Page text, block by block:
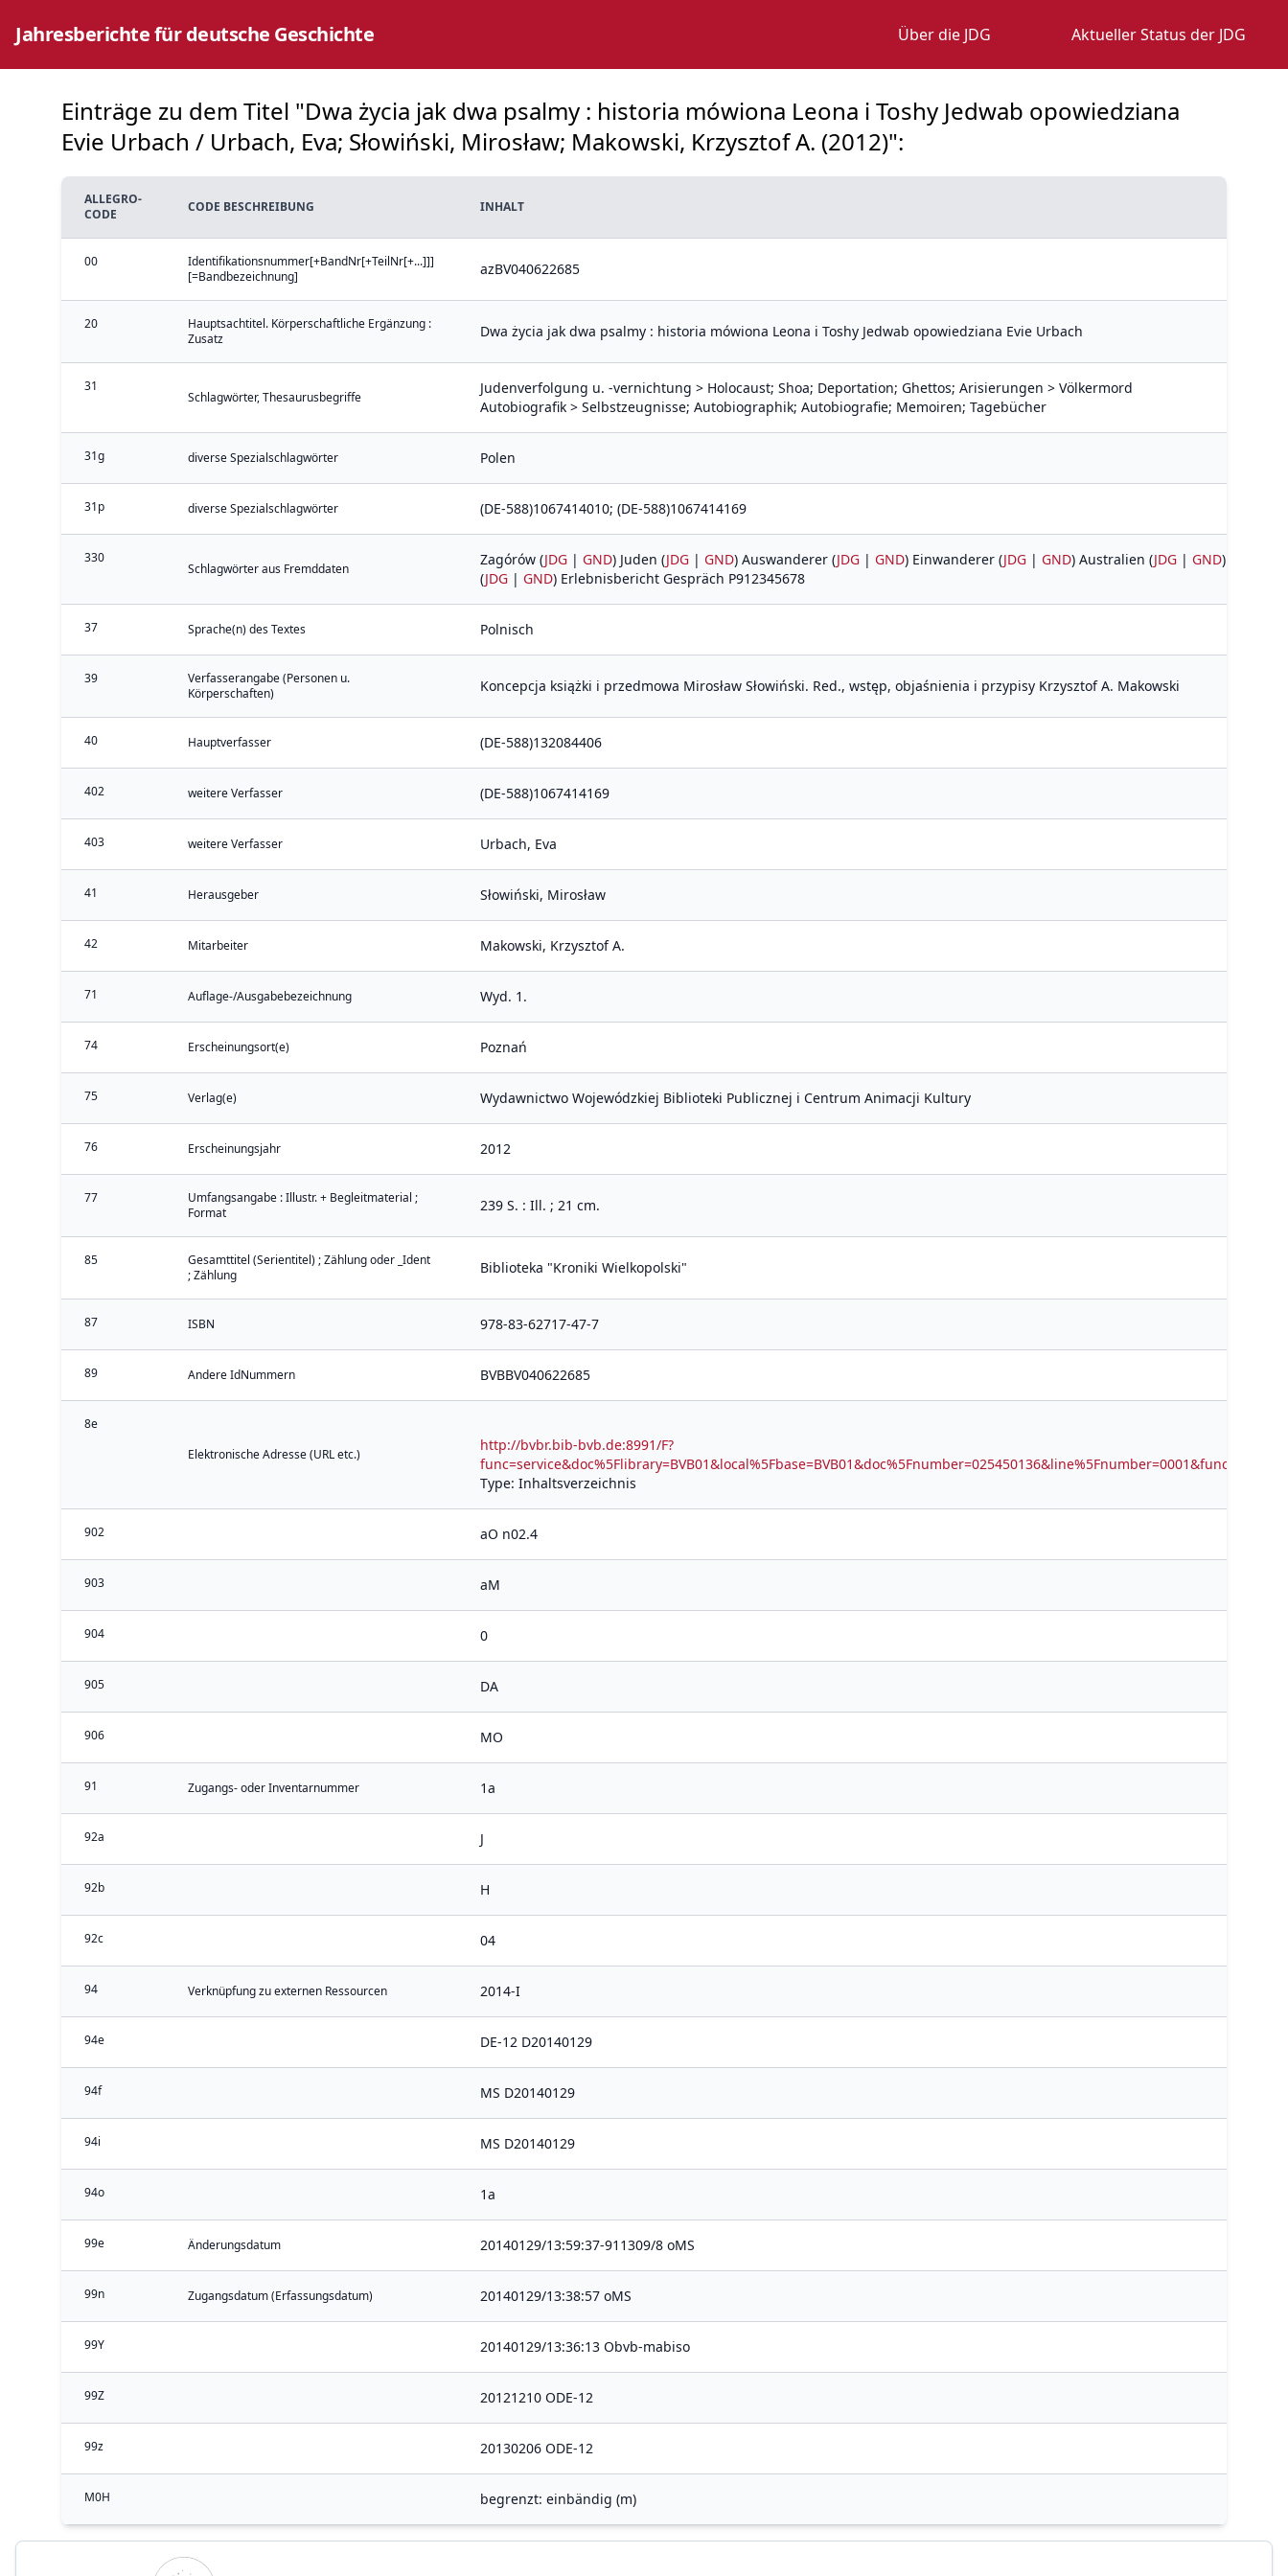
Jahresberichte für deutsche Geschichte Über die JDG Aktueller Status der JDG
Einträge zu dem Titel "Dwa życia jak dwa psalmy : historia mówiona Leona i Toshy Jedwab opowiedziana
Evie Urbach / Urbach, Eva; Słowiński, Mirosław; Makowski, Krzysztof A. (2012)":
ALLEGRO-
CODE
CODE BESCHREIBUNG INHALT
00
Identifikationsnummer[+BandNr[+TeilNr[+...]]]
[=Bandbezeichnung]
azBV040622685
20
Hauptsachtitel. Körperschaftliche Ergänzung :
Zusatz
Dwa życia jak dwa psalmy : historia mówiona Leona i Toshy Jedwab opowiedziana Evie Urbach
31
Schlagwörter, Thesaurusbegriffe
Judenverfolgung u. -vernichtung > Holocaust; Shoa; Deportation; Ghettos; Arisierungen > Völkermord
Autobiografik > Selbstzeugnisse; Autobiographik; Autobiografie; Memoiren; Tagebücher
31g diverse Spezialschlagwörter Polen
31p diverse Spezialschlagwörter (DE-588)1067414010; (DE-588)1067414169
330
Schlagwörter aus Fremddaten
Zagórów (JDG | GND) Juden (JDG | GND) Auswanderer (JDG | GND) Einwanderer (JDG | GND) Australien (JDG | GND)
(JDG | GND) Erlebnisbericht Gespräch P912345678
37 Sprache(n) des Textes Polnisch
39
Verfasserangabe (Personen u.
Körperschaften)
Koncepcja książki i przedmowa Mirosław Słowiński. Red., wstęp, objaśnienia i przypisy Krzysztof A. Makowski
40 Hauptverfasser (DE-588)132084406
402 weitere Verfasser (DE-588)1067414169
403 weitere Verfasser Urbach, Eva
41 Herausgeber Słowiński, Mirosław
42 Mitarbeiter Makowski, Krzysztof A.
71 Auflage-/Ausgabebezeichnung Wyd. 1.
74 Erscheinungsort(e) Poznań
75 Verlag(e) Wydawnictwo Wojewódzkiej Biblioteki Publicznej i Centrum Animacji Kultury
76 Erscheinungsjahr 2012
77
Umfangsangabe : Illustr. + Begleitmaterial ;
Format
239 S. : Ill. ; 21 cm.
85
Gesamttitel (Serientitel) ; Zählung oder _Ident
; Zählung
Biblioteka "Kroniki Wielkopolski"
87 ISBN 978-83-62717-47-7
89 Andere IdNummern BVBBV040622685
8e
Elektronische Adresse (URL etc.)
http://bvbr.bib-bvb.de:8991/F?
Type: Inhaltsverzeichnis
902 aO n02.4
903 aM
904 0
905 DA
906 MO
91 Zugangs- oder Inventarnummer 1a
92a J
92b H
92c 04
94 Verknüpfung zu externen Ressourcen 2014-I
94e DE-12 D20140129
94f MS D20140129
94i MS D20140129
94o 1a
99e Änderungsdatum 20140129/13:59:37-911309/8 oMS
99n Zugangsdatum (Erfassungsdatum) 20140129/13:38:57 oMS
99Y 20140129/13:36:13 Obvb-mabiso
99Z 20121210 ODE-12
99z 20130206 ODE-12
M0H begrenzt: einbändig (m)